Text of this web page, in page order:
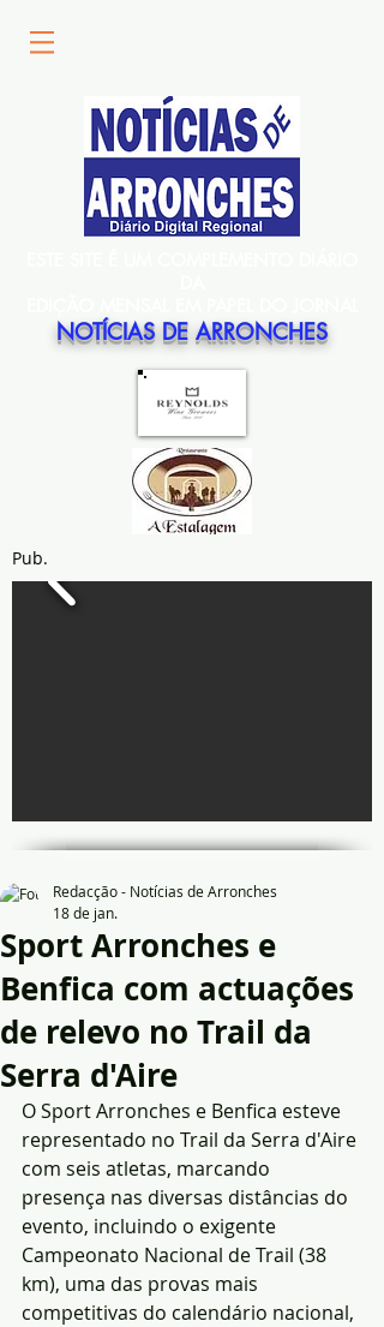
NOTÍCIAS DE ARRONCHES
Pub.
Sport Arronches e
Benfica com actuações
de relevo no Trail da
Serra d'Aire
Redacção - Notícias de Arronches
18 de jan.
O Sport Arronches e Benfica esteve
representado no Trail da Serra d'Aire
com seis atletas, marcando
presença nas diversas distâncias do
evento, incluindo o exigente
Campeonato Nacional de Trail (38
km), uma das provas mais
competitivas do calendário nacional,